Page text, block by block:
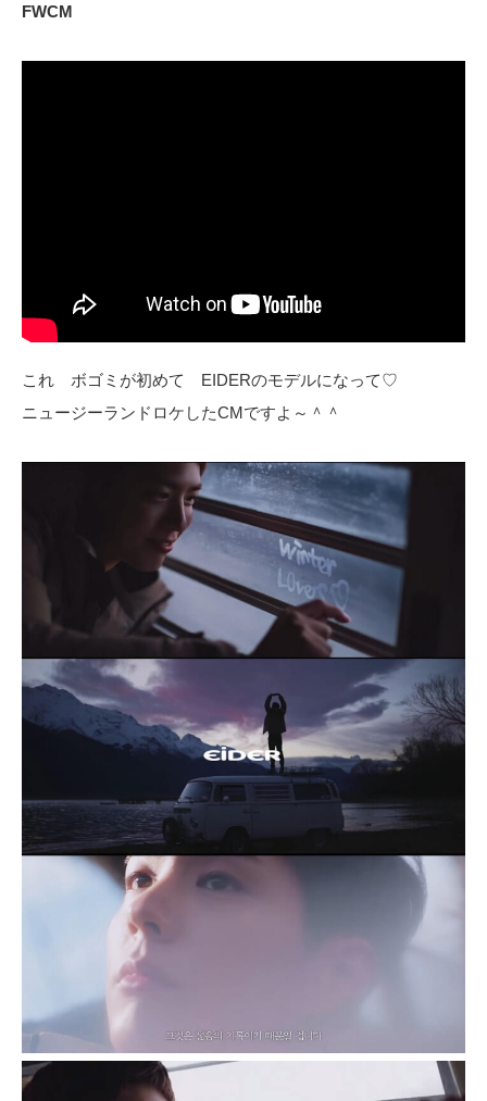
FWCM
これ ボゴミが初めて EIDERのモデルになって♡
ニュージーランドロケしたCMですよ～＾＾